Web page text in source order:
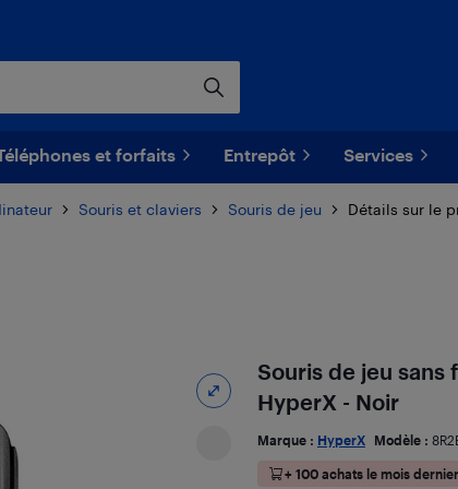
et forfaits Entrepôt Services
Souris et claviers Souris de jeu Détails sur le
Souris de jeu sans
HyperX - Noir
Marque : HyperX Modèle :
+ 100 achats le mois dernier